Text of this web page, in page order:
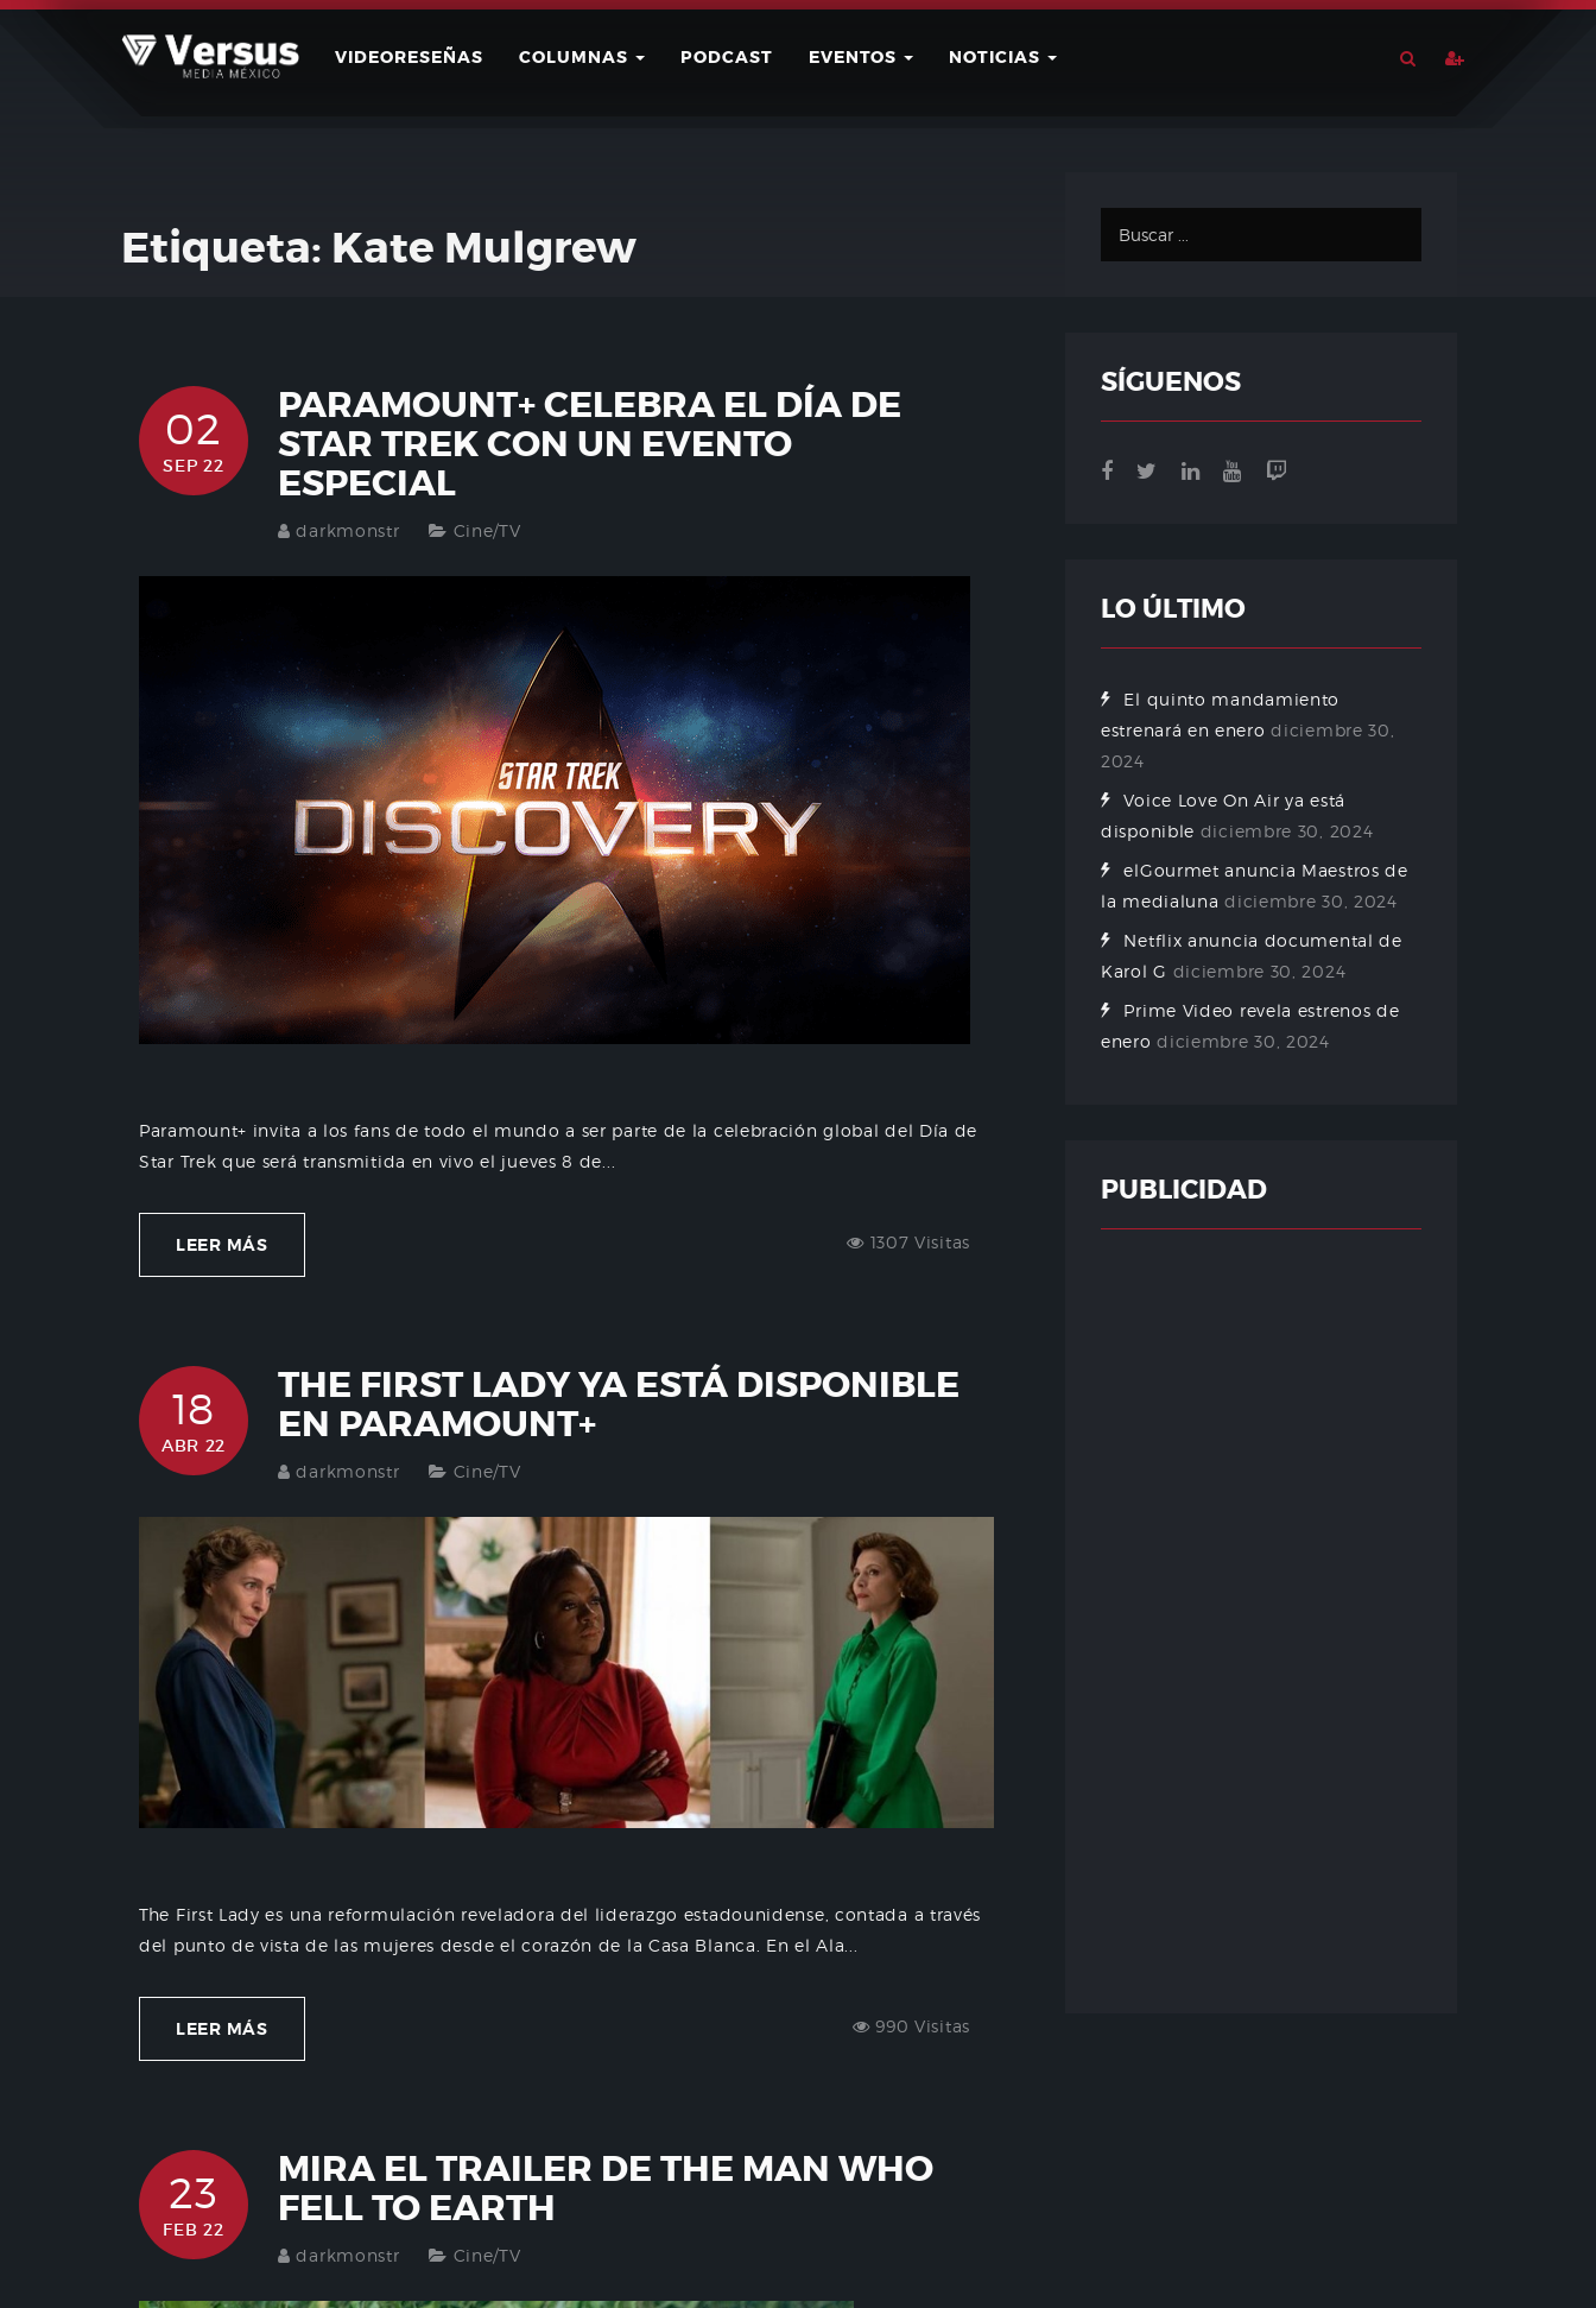
Skip
VIDEORESEÑAS COLUMNAS PODCAST EVENTOS NOTICIAS
Etiqueta: Kate Mulgrew
02
SEP 22
PARAMOUNT+ CELEBRA EL DÍA DE
STAR TREK CON UN EVENTO
ESPECIAL
darkmonstr Cine/TV
Paramount+ invita a los fans de todo el mundo a ser parte de la celebración global del Día de
Star Trek que será transmitida en vivo el jueves 8 de...
LEER MÁS 1307 Visitas
18
ABR 22
THE FIRST LADY YA ESTÁ DISPONIBLE
EN PARAMOUNT+
darkmonstr Cine/TV
The First Lady es una reformulación reveladora del liderazgo estadounidense, contada a través
del punto de vista de las mujeres desde el corazón de la Casa Blanca. En el Ala...
LEER MÁS 990 Visitas
23
FEB 22
MIRA EL TRAILER DE THE MAN WHO
FELL TO EARTH
darkmonstr Cine/TV
SÍGUENOS
LO ÚLTIMO
El quinto mandamiento
estrenará en enero diciembre 30,
2024
Voice Love On Air ya está
disponible diciembre 30, 2024
elGourmet anuncia Maestros de
la medialuna diciembre 30, 2024
Netflix anuncia documental de
Karol G diciembre 30, 2024
Prime Video revela estrenos de
enero diciembre 30, 2024
PUBLICIDAD